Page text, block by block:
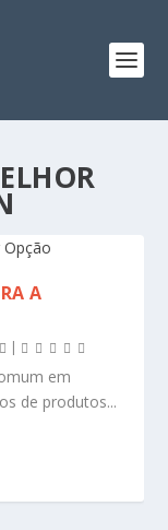
A
|
em
de produtos...